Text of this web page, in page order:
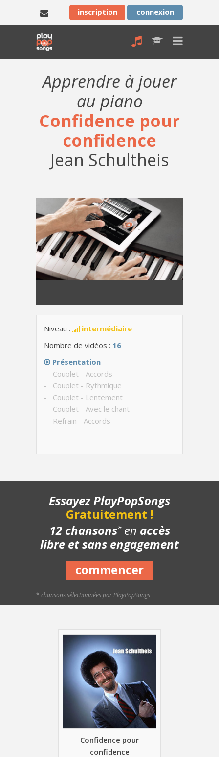
inscription connexion
Apprendre à jouer
au piano
Confidence pour
confidence
Jean Schultheis
Niveau :
intermédiaire
Nombre de vidéos : 16
Présentation
- Couplet - Accords
- Couplet - Rythmique
- Couplet - Lentement
- Couplet - Avec le chant
- Refrain - Accords
- Refrain - Avec le chant
- Pont - Lentement
- Structure de la chanson
- Chanson complète
- Playback piano
- Bonus
Essayez PlayPopSongs
Gratuitement !
12 chansons*en accès
libre et sans engagement
commencer
* chansons sélectionnées par PlayPopSongs
Confidence pour
confidence